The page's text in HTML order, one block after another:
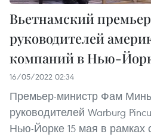
Вьетнамский
руководителей
компаний в Нью-
16/05/2022 02:34
Премьер-министр Фам
руководителей Warburg
Нью-Йорке 15 мая в рамках